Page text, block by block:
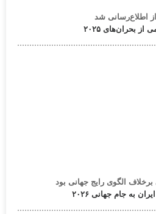
اطلاع‌رسانی شد
برخلاف الگوی رایج جهانی بود
به جام جهانی ۲۰۲۶